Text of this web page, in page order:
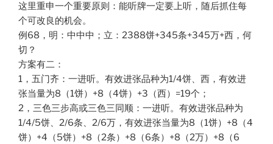
这里重申一个重要原则：能听牌一定要上听，随后抓住每
个可改良的机会。
例68，明：中中中；立：2388饼+345条+345万+西，何
切？
方案有二：
1，五门齐：一进听。有效进张品种为1/4饼、西，有效进
张当量为8（1饼）+8（4饼）+3（西）=19个；
2，三色三步高或三色三同顺：一进听。有效进张品种为
1/4/5饼、2/6条、2/6万，有效进张当量为8（1饼）+8（4
饼）+4（5饼）+8（2条）+8（6条）+8（2万）+8（6